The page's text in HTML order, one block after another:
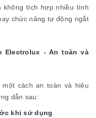
không tích hợp nhiều tính
chức năng tự động ngắt
Electrolux - An toàn và
cách an toàn và hiệu
dẫn sau:
khi sử dụng